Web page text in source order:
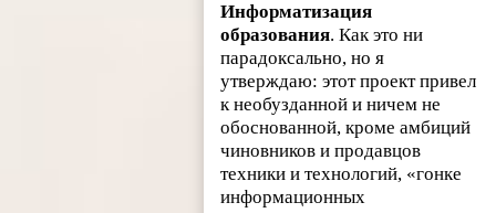
Информатизация
образования. Как это ни
парадоксально, но я
утверждаю: этот проект привел
к необузданной и ничем не
обоснованной, кроме амбиций
чиновников и продавцов
техники и технологий, «гонке
информационных